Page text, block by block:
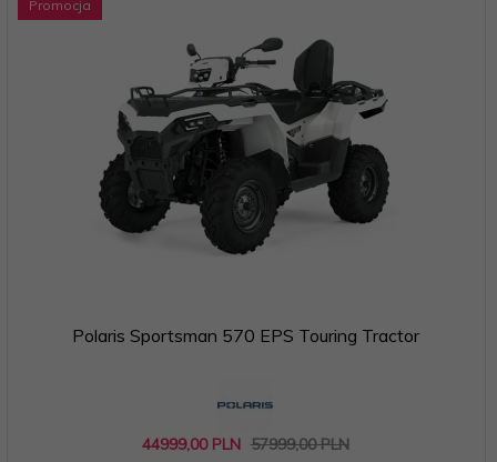
Promocja
Polaris Sportsman 570 EPS Touring Tractor
44999,00 PLN 57999,00 PLN